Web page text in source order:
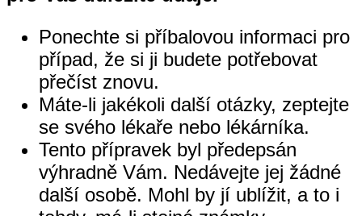
Ponechte si příbalovou informaci pro
případ, že si ji budete potřebovat
přečíst znovu.
Máte-li jakékoli další otázky, zeptejte
se svého lékaře nebo lékárníka.
Tento přípravek byl předepsán
výhradně Vám. Nedávejte jej žádné
další osobě. Mohl by jí ublížit, a to i